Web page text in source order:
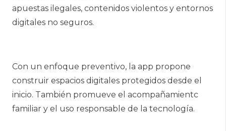
apuestas ilegales, contenidos violentos y entornos
digitales no seguros.
Con un enfoque preventivo, la app propone
construir espacios digitales protegidos desde el
inicio. También promueve el acompañamientc
familiar y el uso responsable de la tecnología.